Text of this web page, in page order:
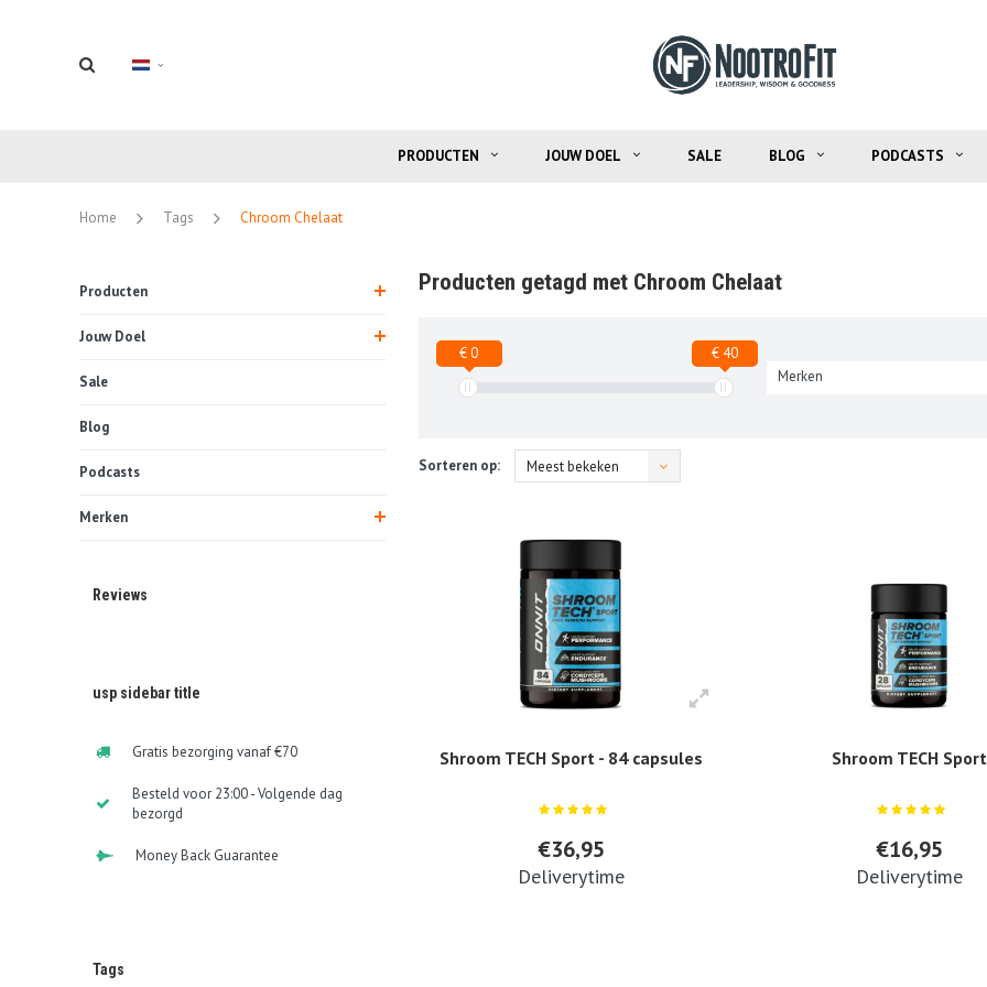
PRODUCTEN JOUW DOEL SALE BLOG PODCASTS
Home Tags Chroom Chelaat
Producten
Jouw Doel
Sale
Blog
Podcasts
Merken
Reviews
usp sidebar title
Gratis bezorging vanaf €70
Besteld voor 23:00 - Volgende dag
bezorgd
Money Back Guarantee
Tags
Producten getagd met Chroom Chelaat
€ 0
€ 40
Merken
Sorteren op: Meest bekeken
Shroom TECH Sport - 84 capsules
€36,95
Deliverytime
Shroom TECH Sport
€16,95
Deliverytime